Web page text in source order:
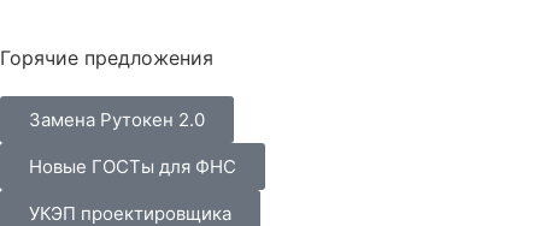
Горячие предложения
Замена Рутокен 2.0
Новые ГОСТы для ФНС
УКЭП проектировщика